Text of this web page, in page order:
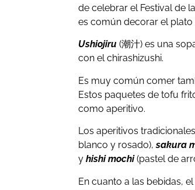
de celebrar el Festival de
es común decorar el
Ushiojiru(潮汁) es una
con el chirashizushi.
Es muy común comer
Estos paquetes de tofu
como aperitivo.
Los aperitivos
blanco y rosado),sakura
yhishi mochi (pastel de
En cuanto a las bebidas,